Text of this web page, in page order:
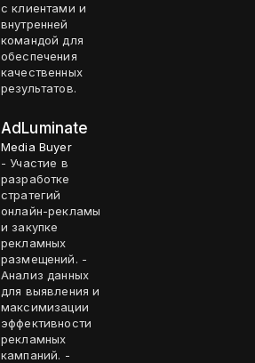
с клиентами и
внутренней
командой для
обеспечения
качественных
результатов.
AdLuminate
Media Buyer
- Участие в
разработке
стратегий
онлайн-рекламы
и закупке
рекламных
размещений. -
Анализ данных
для выявления и
максимизации
эффективности
рекламных
кампаний. -